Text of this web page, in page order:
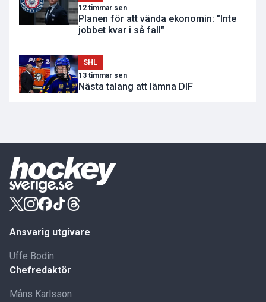
12 timmar sen
Planen för att vända ekonomin: "Inte
jobbet kvar i så fall"
SHL
13 timmar sen
Nästa talang att lämna DIF
Ansvarig utgivare
Uffe Bodin
Chefredaktör
Måns Karlsson